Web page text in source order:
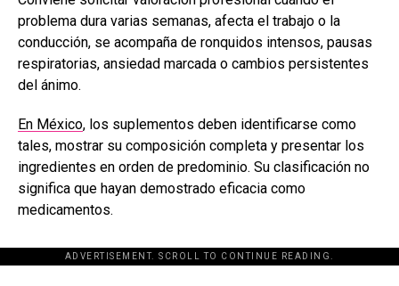
problema dura varias semanas, afecta el trabajo o la
conducción, se acompaña de ronquidos intensos, pausas
respiratorias, ansiedad marcada o cambios persistentes
del ánimo.
En México, los suplementos deben identificarse como
tales, mostrar su composición completa y presentar los
ingredientes en orden de predominio. Su clasificación no
significa que hayan demostrado eficacia como
medicamentos.
ADVERTISEMENT. SCROLL TO CONTINUE READING.
[adsforwp id="243463"]